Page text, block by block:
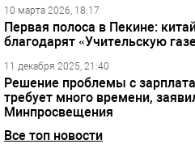
10 марта 2026, 18:17
Первая полоса в Пекине:
благодарят «Учительскую
11 декабря 2025, 21:40
Решение проблемы с
требует много времени,
Минпросвещения
Все топ новости